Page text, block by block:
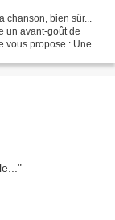
chanson, bien sûr...
un avant-goût de
vous propose : Une